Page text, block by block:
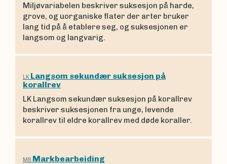
Miljøvariabelen beskriver suksesjon på harde,
grove, og uorganiske flater der arter bruker
lang tid på å etablere seg, og suksesjonen er
langsom og langvarig.
LK Langsom sekundær suksesjon på
korallrev
LK Langsom sekundær suksesjon på korallrev
beskriver suksesjonen fra unge, levende
korallrev til eldre korallrev med døde koraller.
MB Markbearbeiding